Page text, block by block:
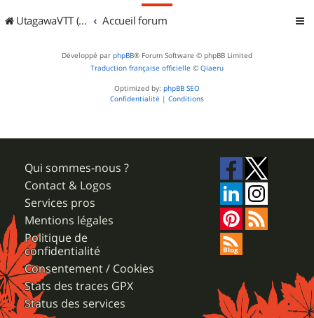
UtagawaVTT (Randos VTT et VTTAE avec traces GPS) Accueil forum
Développé par phpBB® Forum Software © phpBB Limited
Traduction française officielle © Qiaeru
Optimized by: phpBB SEO
Confidentialité | Conditions
Qui sommes-nous ?
Contact & Logos
Services pros
Mentions légales
Politique de
confidentialité
Consentement / Cookies
Stats des traces GPX
Status des services